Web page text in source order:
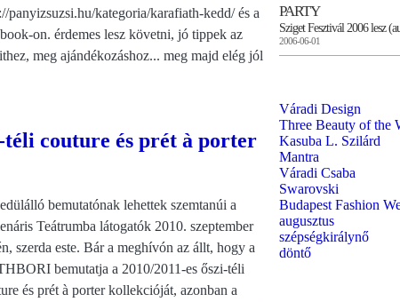
panyizsuzsi.hu/kategoria/karafiath-kedd/ és a
on. érdemes lesz követni, jó tippek az
meg ajándékozáshoz... meg majd elég jól
couture és prét à porter
bemutatónak lehettek szemtanúi a
Teátrumba látogatók 2010. szeptember
szerda este. Bár a meghívón az állt, hogy a
bemutatja a 2010/2011-es őszi-téli
és prét à porter kollekcióját, azonban a
PARTY
Sziget Fesztivál 2006 lesz
2006-06-01
Váradi Design
Three Beauty of the
Kasuba L. Szilárd
Mantra
Váradi Csaba
Swarovski
Budapest Fashion
augusztus
szépségkirálynő
döntő